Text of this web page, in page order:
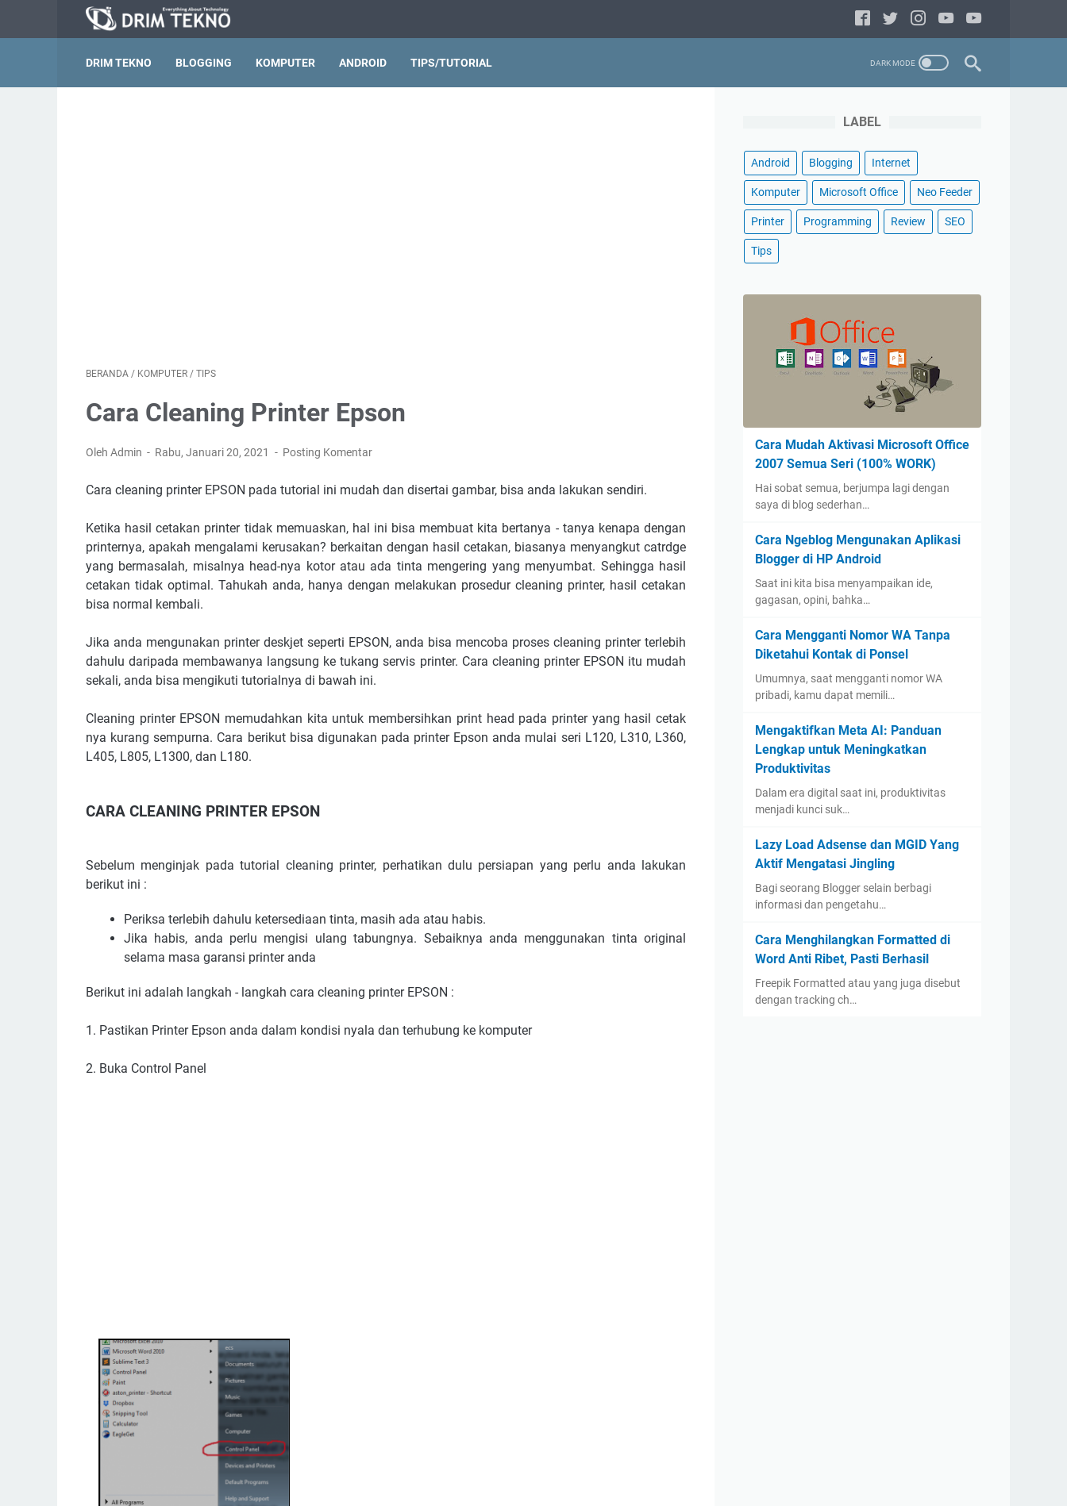
DRIM TEKNO BLOGGING KOMPUTER ANDROID TIPS/TUTORIAL
BERANDA / KOMPUTER / TIPS
Cara Cleaning Printer Epson
Oleh Admin Rabu, Januari 20, 2021 Posting Komentar
Cara cleaning printer EPSON pada tutorial ini mudah dan disertai gambar, bisa anda lakukan sendiri.
Ketika hasil cetakan printer tidak memuaskan, hal ini bisa membuat kita bertanya - tanya kenapa dengan
printernya, apakah mengalami kerusakan? berkaitan dengan hasil cetakan, biasanya menyangkut catrdge
yang bermasalah, misalnya head-nya kotor atau ada tinta mengering yang menyumbat. Sehingga hasil
cetakan tidak optimal. Tahukah anda, hanya dengan melakukan prosedur cleaning printer, hasil cetakan
bisa normal kembali.
Jika anda mengunakan printer deskjet seperti EPSON, anda bisa mencoba proses cleaning printer terlebih
dahulu daripada membawanya langsung ke tukang servis printer. Cara cleaning printer EPSON itu mudah
sekali, anda bisa mengikuti tutorialnya di bawah ini.
Cleaning printer EPSON memudahkan kita untuk membersihkan print head pada printer yang hasil cetak
nya kurang sempurna. Cara berikut bisa digunakan pada printer Epson anda mulai seri L120, L310, L360,
L405, L805, L1300, dan L180.
CARA CLEANING PRINTER EPSON
Sebelum menginjak pada tutorial cleaning printer, perhatikan dulu persiapan yang perlu anda lakukan
berikut ini :
Periksa terlebih dahulu ketersediaan tinta, masih ada atau habis.
Jika habis, anda perlu mengisi ulang tabungnya. Sebaiknya anda menggunakan tinta original
selama masa garansi printer anda
Berikut ini adalah langkah - langkah cara cleaning printer EPSON :
1. Pastikan Printer Epson anda dalam kondisi nyala dan terhubung ke komputer
2. Buka Control Panel
LABEL
Android Blogging Internet
Komputer Microsoft Office Neo Feeder
Printer Programming Review SEO
Tips
Cara Mudah Aktivasi Microsoft Office
2007 Semua Seri (100% WORK)
Hai sobat semua, berjumpa lagi dengan
saya di blog sederhan…
Cara Ngeblog Mengunakan Aplikasi
Blogger di HP Android
Saat ini kita bisa menyampaikan ide,
gagasan, opini, bahka…
Cara Mengganti Nomor WA Tanpa
Diketahui Kontak di Ponsel
Umumnya, saat mengganti nomor WA
pribadi, kamu dapat memili…
Mengaktifkan Meta AI: Panduan
Lengkap untuk Meningkatkan
Produktivitas
Dalam era digital saat ini, produktivitas
menjadi kunci suk…
Lazy Load Adsense dan MGID Yang
Aktif Mengatasi Jingling
Bagi seorang Blogger selain berbagi
informasi dan pengetahu…
Cara Menghilangkan Formatted di
Word Anti Ribet, Pasti Berhasil
Freepik Formatted atau yang juga disebut
dengan tracking ch…